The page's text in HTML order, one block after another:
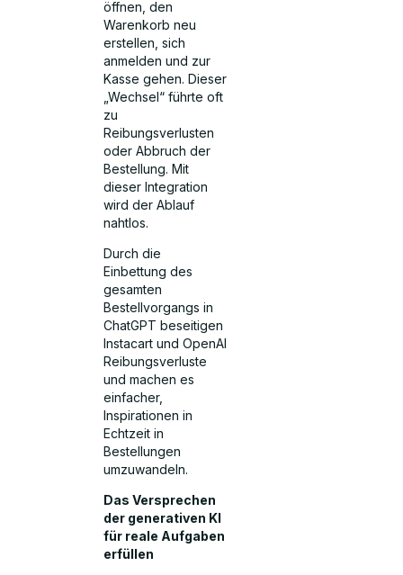
öffnen, den
Warenkorb neu
erstellen, sich
anmelden und zur
Kasse gehen. Dieser
„Wechsel“ führte oft
zu
Reibungsverlusten
oder Abbruch der
Bestellung. Mit
dieser Integration
wird der Ablauf
nahtlos.
Durch die
Einbettung des
gesamten
Bestellvorgangs in
ChatGPT beseitigen
Instacart und OpenAI
Reibungsverluste
und machen es
einfacher,
Inspirationen in
Echtzeit in
Bestellungen
umzuwandeln.
Das Versprechen
der generativen KI
für reale Aufgaben
erfüllen